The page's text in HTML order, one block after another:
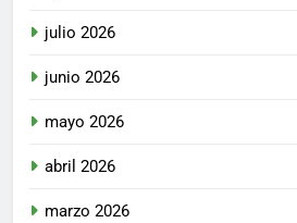
julio 2026
junio 2026
mayo 2026
abril 2026
marzo 2026